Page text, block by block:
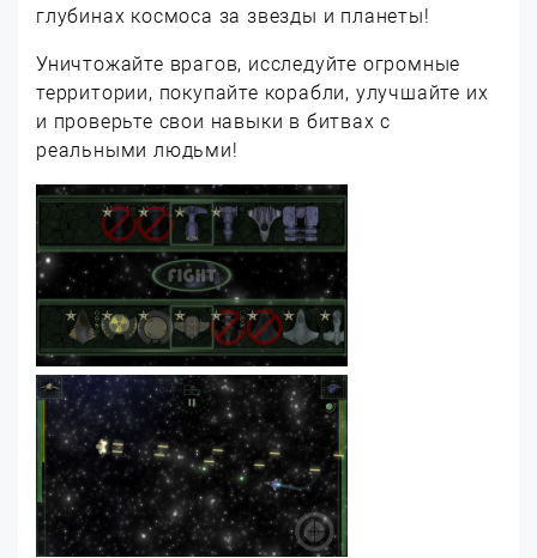
глубинах космоса за звезды и планеты!
Уничтожайте врагов, исследуйте огромные
территории, покупайте корабли, улучшайте их
и проверьте свои навыки в битвах с
реальными людьми!